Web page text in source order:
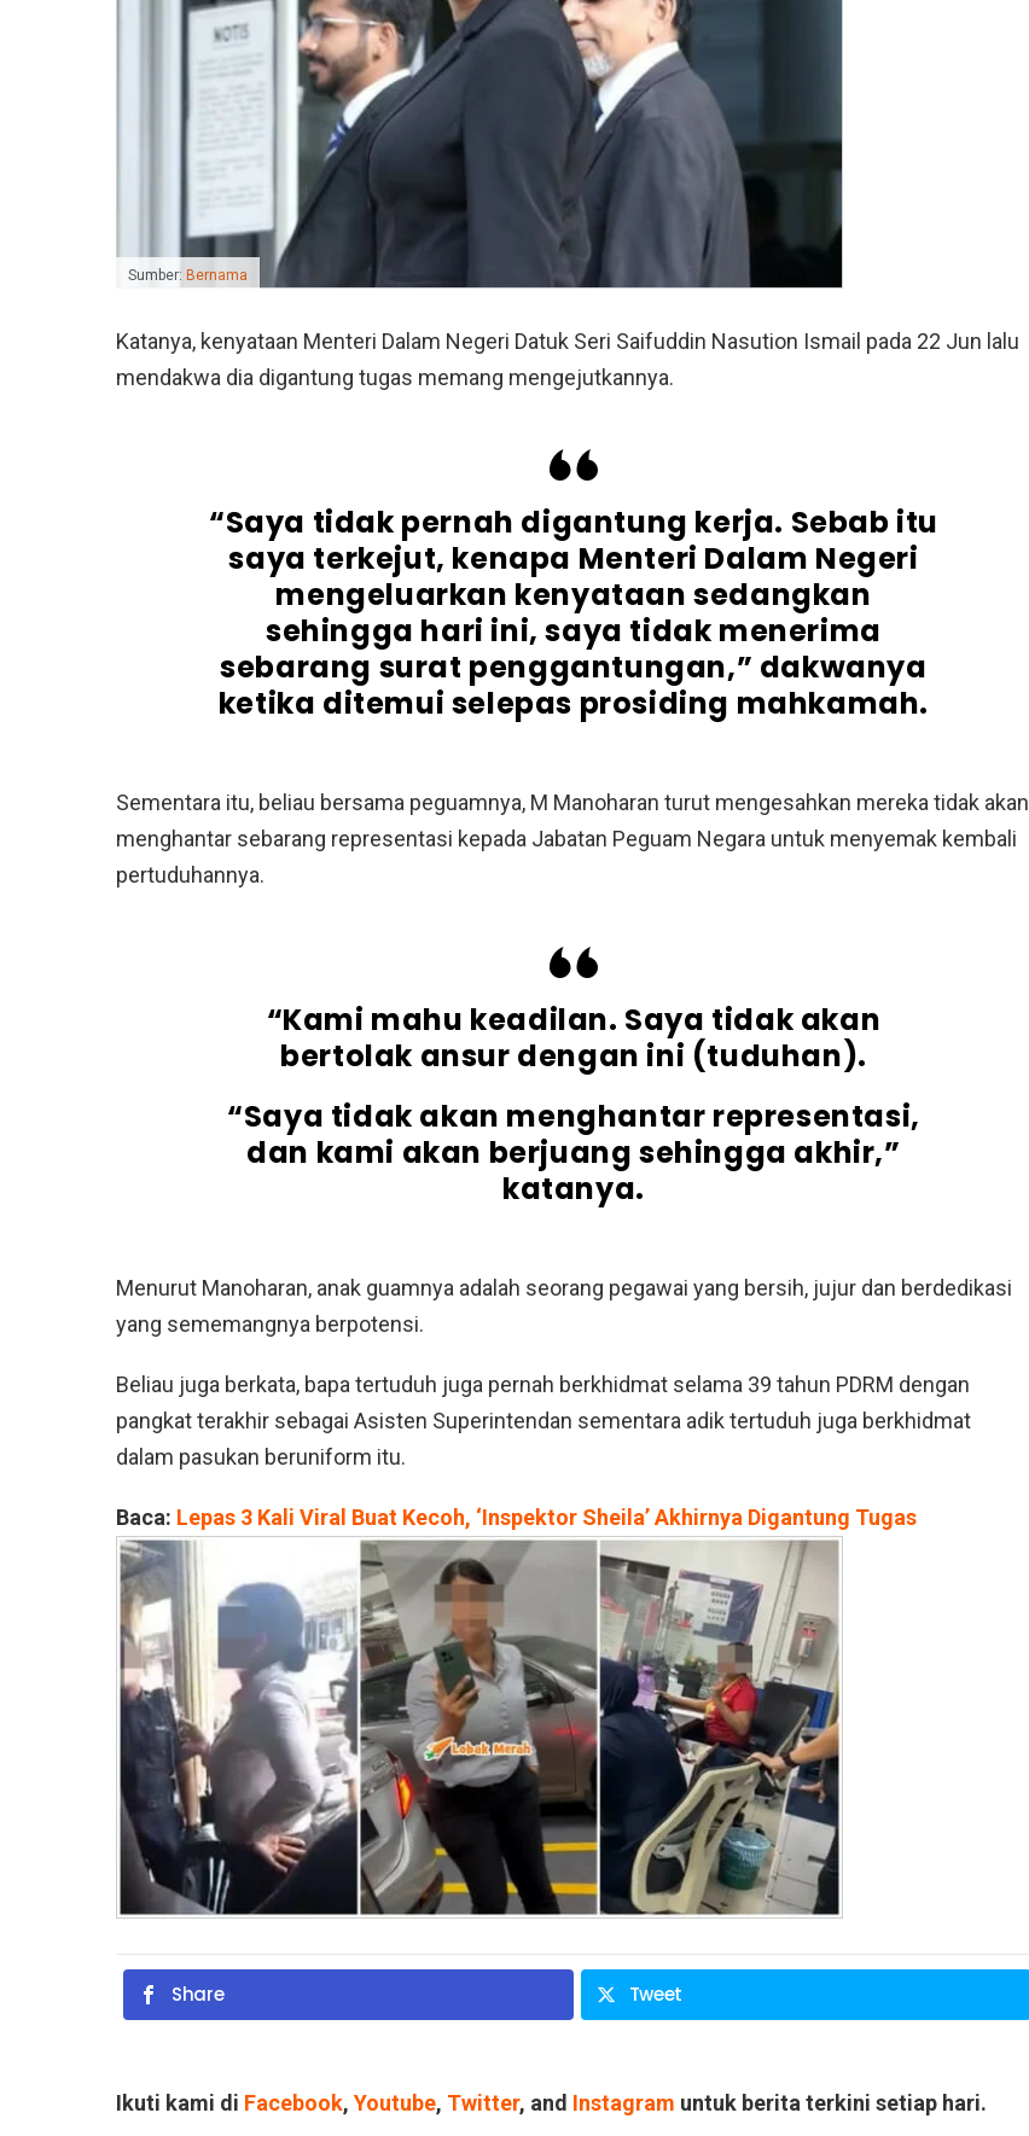
Sumber: Bernama
Katanya, kenyataan Menteri Dalam Negeri Datuk Seri Saifuddin Nasution Ismail pada 22 Jun lalu
mendakwa dia digantung tugas memang mengejutkannya.
“Saya tidak pernah digantung kerja. Sebab itu
saya terkejut, kenapa Menteri Dalam Negeri
mengeluarkan kenyataan sedangkan
sehingga hari ini, saya tidak menerima
sebarang surat penggantungan,” dakwanya
ketika ditemui selepas prosiding mahkamah.
Sementara itu, beliau bersama peguamnya, M Manoharan turut mengesahkan mereka tidak akan
menghantar sebarang representasi kepada Jabatan Peguam Negara untuk menyemak kembali
pertuduhannya.
“Kami mahu keadilan. Saya tidak akan
bertolak ansur dengan ini (tuduhan).
“Saya tidak akan menghantar representasi,
dan kami akan berjuang sehingga akhir,”
katanya.
Menurut Manoharan, anak guamnya adalah seorang pegawai yang bersih, jujur ​​dan berdedikasi
yang sememangnya berpotensi.
Beliau juga berkata, bapa tertuduh juga pernah berkhidmat selama 39 tahun PDRM dengan
pangkat terakhir sebagai Asisten Superintendan sementara adik tertuduh juga berkhidmat
dalam pasukan beruniform itu.
Baca: Lepas 3 Kali Viral Buat Kecoh, ‘Inspektor Sheila’ Akhirnya Digantung Tugas
Share Tweet
Ikuti kami di Facebook, Youtube, Twitter, and Instagram untuk berita terkini setiap hari.